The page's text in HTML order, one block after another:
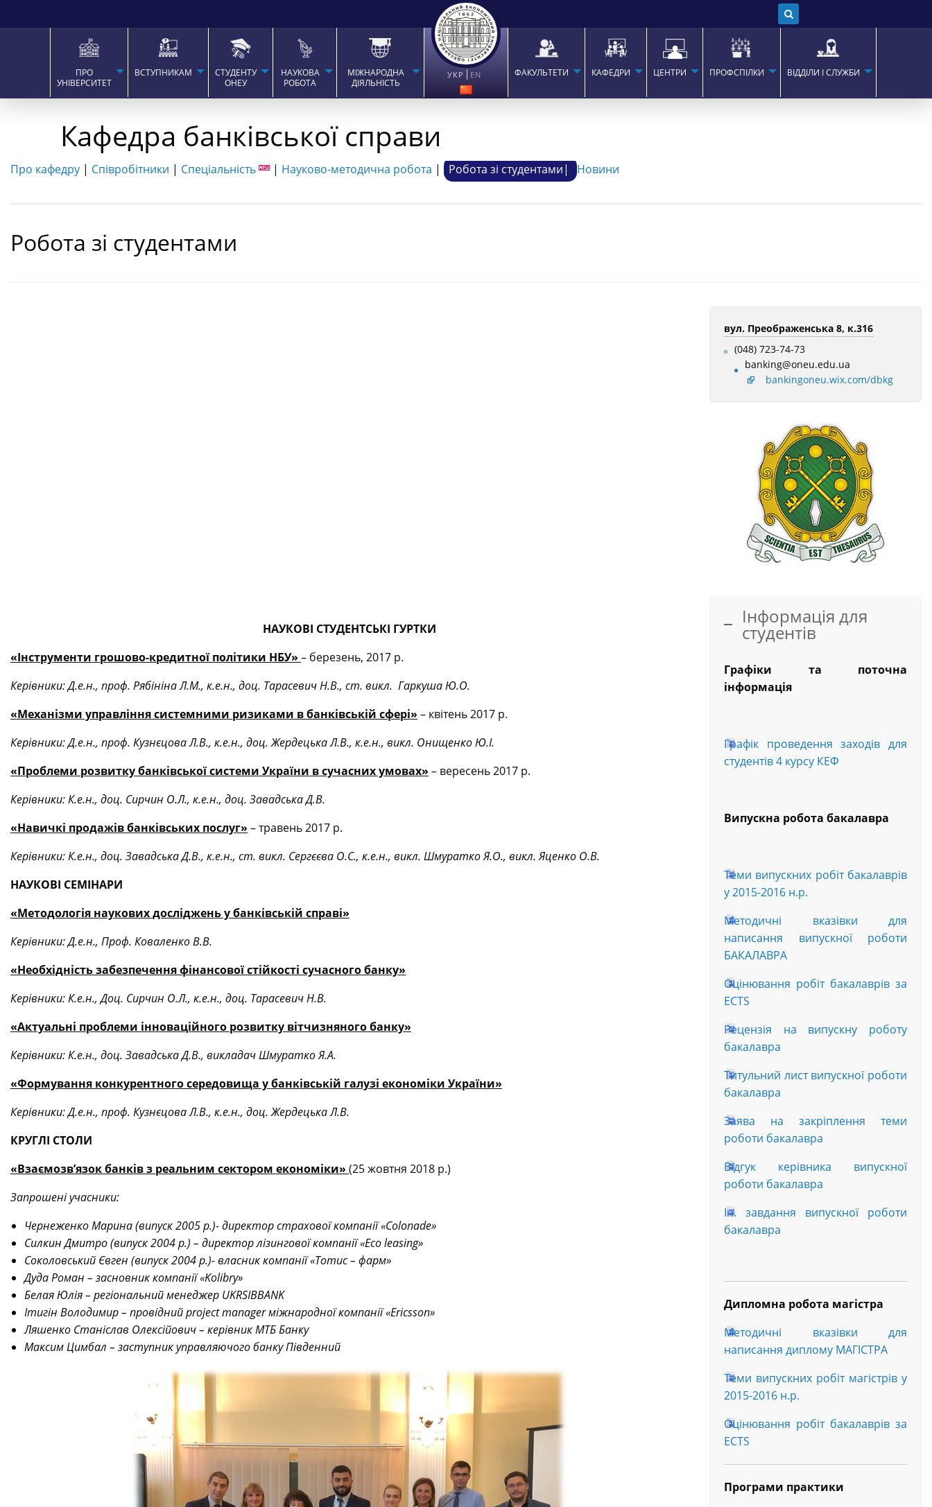
ПРО
УНІВЕРСИТЕТ
ВСТУПНИКАМ
СТУДЕНТУ
ОНЕУ
НАУКОВА
РОБОТА
МІЖНАРОДНА
ДІЯЛЬНІСТЬ
УКР EN ФАКУЛЬТЕТИ КАФЕДРИ ЦЕНТРИ ПРОФСПІЛКИ ВІДДІЛИ І СЛУЖБИ
Кафедра банківської справи
Про кафедру | Співробітники | Спеціальність | Науково-методична робота | Робота зі студентами| Новини
Робота зі студентами
НАУКОВІ СТУДЕНТСЬКІ ГУРТКИ
«Інструменти грошово-кредитної політики НБУ» – березень, 2017 р.
Керівники: Д.е.н., проф. Рябініна Л.М., к.е.н., доц. Тарасевич Н.В., ст. викл. Гаркуша Ю.О.
«Механізми управління системними ризиками в банківській сфері» – квітень 2017 р.
Керівники: Д.е.н., проф. Кузнєцова Л.В., к.е.н., доц. Жердецька Л.В., к.е.н., викл. Онищенко Ю.І.
«Проблеми розвитку банківської системи України в сучасних умовах» – вересень 2017 р.
Керівники: К.е.н., доц. Сирчин О.Л., к.е.н., доц. Завадська Д.В.
«Навичкі продажів банківських послуг» – травень 2017 р.
Керівники: К.е.н., доц. Завадська Д.В., к.е.н., ст. викл. Сергєєва О.С., к.е.н., викл. Шмуратко Я.О., викл. Яценко О.В.
НАУКОВІ СЕМІНАРИ
«Методологія наукових досліджень у банківській справі»
Керівники: Д.е.н., Проф. Коваленко В.В.
«Необхідність забезпечення фінансової стійкості сучасного банку»
Керівники: К.е.н., Доц. Сирчин О.Л., к.е.н., доц. Тарасевич Н.В.
«Актуальні проблеми інноваційного розвитку вітчизняного банку»
Керівники: К.е.н., доц. Завадська Д.В., викладач Шмуратко Я.А.
«Формування конкурентного середовища у банківській галузі економіки України»
Керівники: Д.е.н., проф. Кузнєцова Л.В., к.е.н., доц. Жердецька Л.В.
КРУГЛІ СТОЛИ
«Взаємозв’язок банків з реальним сектором економіки» (25 жовтня 2018 р.)
Запрошені учасники:
Чернеженко Марина (випуск 2005 р.)- директор страхової компанії «Colonade»
Силкин Дмитро (випуск 2004 р.) – директор лізингової компанії «Eco leasing»
Соколовський Євген (випуск 2004 р.)- власник компанії «Тотис – фарм»
Дуда Роман – засновник компанії «Kolibry»
Белая Юлія – регіональний менеджер UKRSIBBANK
Ітигін Володимир – провідний project manager міжнародної компанії «Ericsson»
Ляшенко Станіслав Олексійович – керівник МТБ Банку
Максим Цимбал – заступник управляючого банку Південний
вул. Преображенська 8, к.316
(048) 723-74-73
banking@oneu.edu.ua
bankingoneu.wix.com/dbkg
Інформація для
студентів
Графіки та поточна
інформація
Графік проведення заходів для
студентів 4 курсу КЕФ
Випускна робота бакалавра
Теми випускних робіт бакалаврів
у 2015-2016 н.р.
Методичні вказівки для
написання випускної роботи
БАКАЛАВРА
Оцінювання робіт бакалаврів за
ECTS
Рецензія на випускну роботу
бакалавра
Титульний лист випускної роботи
бакалавра
Заява на закріплення теми
роботи бакалавра
Відгук керівника випускної
роботи бакалавра
Ін. завдання випускної роботи
бакалавра
Дипломна робота магістра
Методичні вказівки для
написання диплому МАГІСТРА
Теми випускних робіт магістрів у
2015-2016 н.р.
Оцінювання робіт бакалаврів за
ECTS
Програми практики